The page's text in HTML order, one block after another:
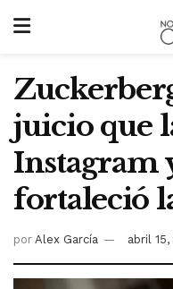
juicio que
Instagram
fortaleció
por Alex García abril